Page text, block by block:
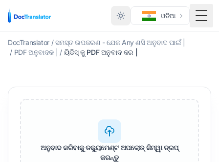
ଓଡିଆ
DocTranslator / ସମସ୍ତ ଉପକରଣ - ଯେକ Any ଣସି ଅନୁବାଦ ପାଇଁ |
/ PDF ଅନୁବାଦକ | / ୟିଡିସ୍ କୁ PDF ଅନୁବାଦ କର |
ଅନୁବାଦ କରିବାକୁ ଡକ୍ୟୁମେଣ୍ଟ ଅପଲୋଡ୍ କିମ୍ୱା ଡ୍ରପ୍
କରନ୍ତୁ